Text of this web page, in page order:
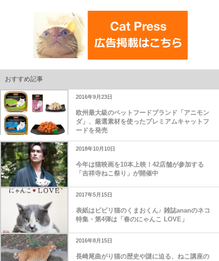
おすすめ記事
2016年9月23日
欧州最大級のペットフードブランド「アニモン
ダ」、厳選素材を使ったプレミアムキャットフ
ードを発売
2018年10月10日
今年は猫映画を10本上映！42店舗が参加する
「吉祥寺ねこ祭り」が開催中
2017年5月15日
表紙はビビリ猫のくまおくん♪ 雑誌ananのネコ
特集・第4弾は「春のにゃんこ LOVE」
2016年8月15日
長崎尾曲がり猫の歴史や謎に迫る、ねこ講座の